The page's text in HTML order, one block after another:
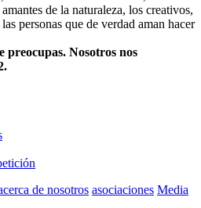
de la naturaleza, los creativos,
personas que de verdad aman hacer
preocupas. Nosotros nos
de nosotros asociaciones Media